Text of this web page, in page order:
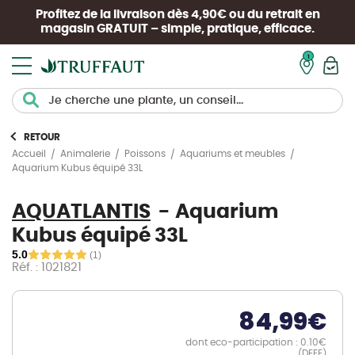
Profitez de la livraison dès 4,90€ ou du retrait en
magasin GRATUIT – simple, pratique, efficace.
RETOUR
Accueil
Animalerie Poissons
Aquariums et meubles
Aquarium Kubus équipé 33L
AQUATLANTIS
Aquarium
Kubus équipé 33L
5.0 (1)
Réf. : 1021821
84,99€
dont eco-participation : 0.10€